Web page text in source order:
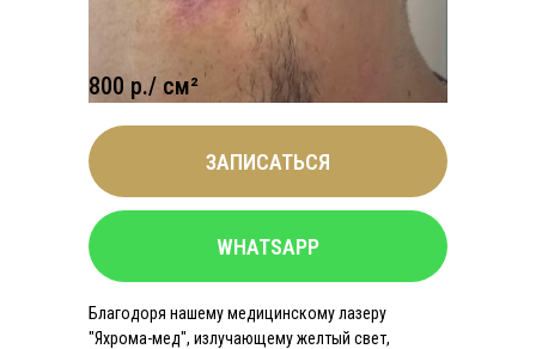
невуса - винного пятна
Благодоря нашему медицинскому лазеру
"Яхрома-мед", излучающему желтый свет,
ЗАПИСАТЬСЯ
800 р./ см²
WHATSAPP